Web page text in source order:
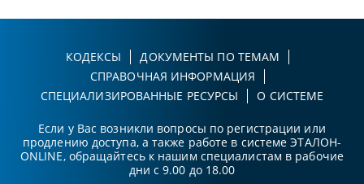
КОДЕКСЫ
ДОКУМЕНТЫ ПО ТЕМАМ
СПРАВОЧНАЯ ИНФОРМАЦИЯ
СПЕЦИАЛИЗИРОВАННЫЕ РЕСУРСЫ
О СИСТЕМЕ
Если у Вас возникли вопросы по регистрации или
продлению доступа, а также работе в системе ЭТАЛОН-
ONLINE, обращайтесь к нашим специалистам в рабочие
дни с 9.00 до 18.00